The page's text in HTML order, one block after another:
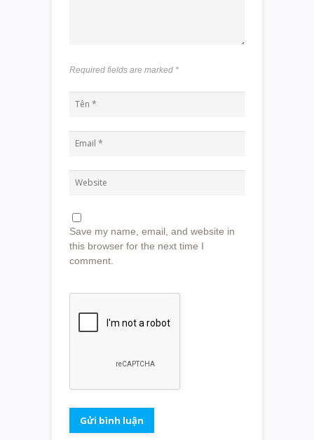
Required fields are marked *
Save my name, email, and website in
this browser for the next time I
comment.